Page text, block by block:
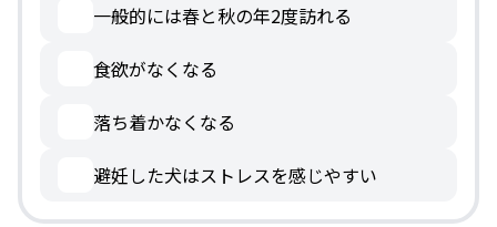
一般的には春と秋の年2度訪れる
食欲がなくなる
落ち着かなくなる
避妊した犬はストレスを感じやすい